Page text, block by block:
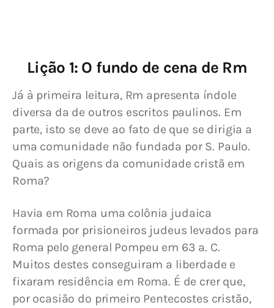
Lição 1: O fundo de cena de Rm
Já à primeira leitura, Rm apresenta índole
diversa da de outros escritos paulinos. Em
parte, isto se deve ao fato de que se dirigia a
uma comunidade não fundada por S. Paulo.
Quais as origens da comunidade cristã em
Roma?
Havia em Roma uma colônia judaica
formada por prisioneiros judeus levados para
Roma pelo general Pompeu em 63 a. C.
Muitos destes conseguiram a liberdade e
fixaram residência em Roma. É de crer que,
por ocasião do primeiro Pentecostes cristão,